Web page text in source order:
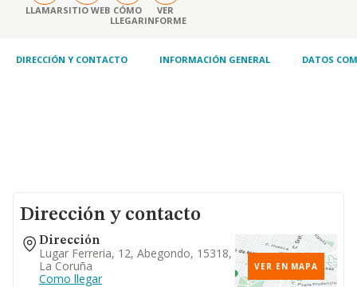
LLAMARSITIO WEB CÓMO
LLEGAR
VER
INFORME
DIRECCIÓN Y CONTACTO INFORMACIÓN GENERAL DATOS
Dirección y contacto
Dirección
Lugar Ferreria, 12, Abegondo, 15318,
La Coruña
Como llegar
VER EN MAPA